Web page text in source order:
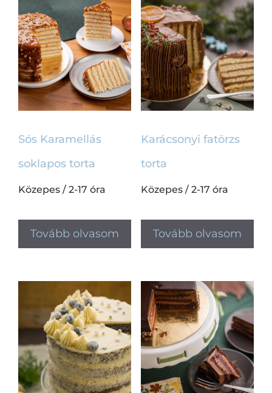
Sós Karamellás
soklapos torta
Közepes / 2-17 óra
Tovább olvasom
Karácsonyi fatörzs
torta
Közepes/ 2-17 óra
Tovább olvasom